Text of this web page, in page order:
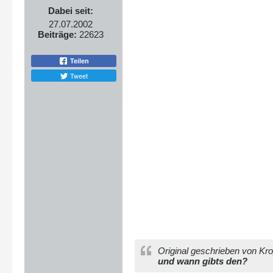
Dabei seit:
27.07.2002
Beiträge: 22623
Teilen
Tweet
Original geschrieben von
und wann gibts den?